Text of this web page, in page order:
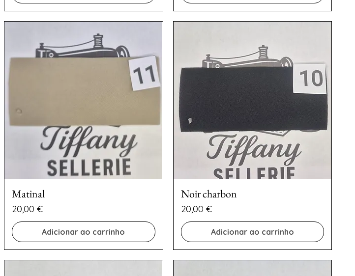
Matinal
Preço
20,00 €
Adicionar ao carrinho
Noir charbon
Preço
20,00 €
Adicionar ao carrinho